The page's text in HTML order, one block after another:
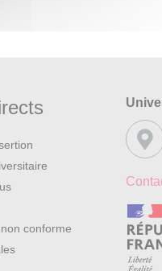
conforme